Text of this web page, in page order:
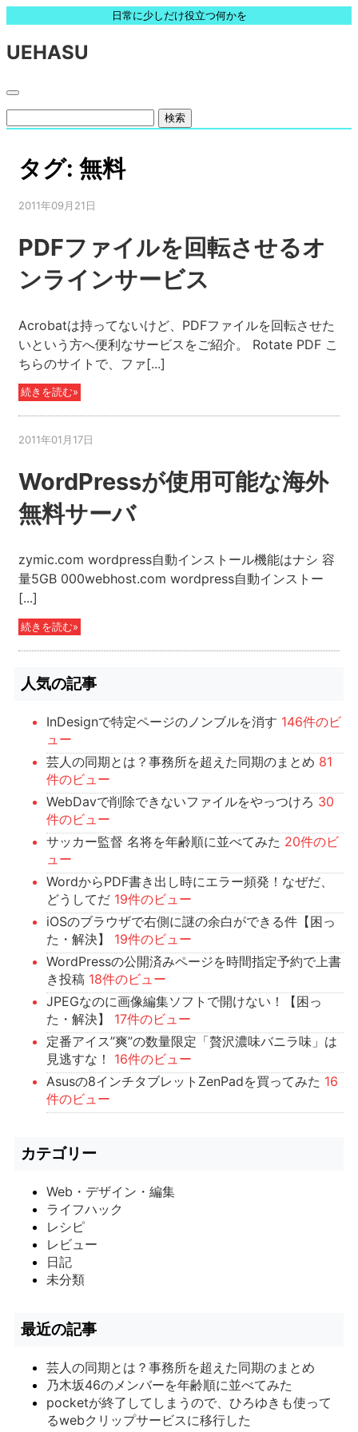
日常に少しだけ役立つ何かを
UEHASU
検
索:
タグ: 無料
2011年09月21日
PDFファイルを回転させるオ
ンラインサービス
Acrobatは持ってないけど、PDFファイルを回転させた
いという方へ便利なサービスをご紹介。 Rotate PDF こ
ちらのサイトで、ファ[...]
続きを読む»
2011年01月17日
WordPressが使用可能な海外
無料サーバ
zymic.com wordpress自動インストール機能はナシ 容
量5GB 000webhost.com wordpress自動インストー
[...]
続きを読む»
人気の記事
InDesignで特定ページのノンブルを消す 146件のビ
ュー
芸人の同期とは？事務所を超えた同期のまとめ 81
件のビュー
WebDavで削除できないファイルをやっつけろ 30
件のビュー
サッカー監督 名将を年齢順に並べてみた 20件のビ
ュー
WordからPDF書き出し時にエラー頻発！なぜだ、
どうしてだ 19件のビュー
iOSのブラウザで右側に謎の余白ができる件【困っ
た・解決】
19件のビュー
WordPressの公開済みページを時間指定予約で上書
き投稿 18件のビュー
JPEGなのに画像編集ソフトで開けない！【困っ
た・解決】
17件のビュー
定番アイス”爽”の数量限定「贅沢濃味バニラ味」は
見逃すな！
16件のビュー
Asusの8インチタブレットZenPadを買ってみた 16
件のビュー
カテゴリー
Web・デザイン・編集
ライフハック
レシピ
レビュー
日記
未分類
最近の記事
芸人の同期とは？事務所を超えた同期のまとめ
乃木坂46のメンバーを年齢順に並べてみた
pocketが終了してしまうので、ひろゆきも使って
るwebクリップサービスに移行した